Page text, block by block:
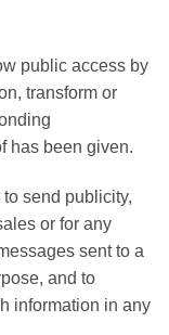
public access by
transform or
has been given.
send publicity,
or for any
sent to a
and to
information in any